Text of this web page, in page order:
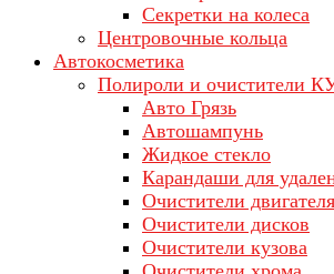
Секретки на колеса
Центровочные кольца
Автокосметика
Полироли и очистители
Авто Грязь
Автошампунь
Жидкое стекло
Карандаши для
Очистители двигателя
Очистители дисков
Очистители кузова